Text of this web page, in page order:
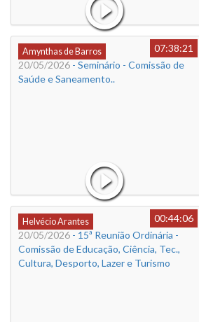
Amynthas de Barros
07:38:21
20/05/2026 - Seminário - Comissão de
Saúde e Saneamento..
Helvécio Arantes
00:44:06
20/05/2026 - 15ª Reunião Ordinária -
Comissão de Educação, Ciência, Tec.,
Cultura, Desporto, Lazer e Turismo